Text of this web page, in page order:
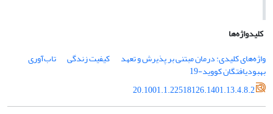
کلیدواژه‌ها
واژه‌های کلیدی: درمان مبتنی بر پذیرش و تعهد
کیفیت زندگی تاب‌آوری
بهبودیافتگان کووید-19
20.1001.1.22518126.1401.13.4.8.2